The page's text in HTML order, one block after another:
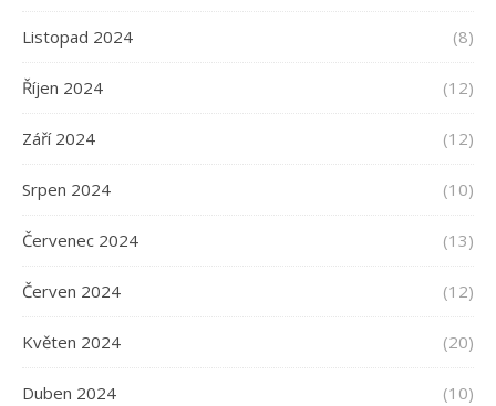
Listopad 2024 (8)
Říjen 2024 (12)
Září 2024 (12)
Srpen 2024 (10)
Červenec 2024 (13)
Červen 2024 (12)
Květen 2024 (20)
Duben 2024 (10)